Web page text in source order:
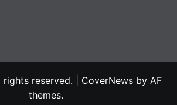
reserved. CoverNewsby AF
themes.